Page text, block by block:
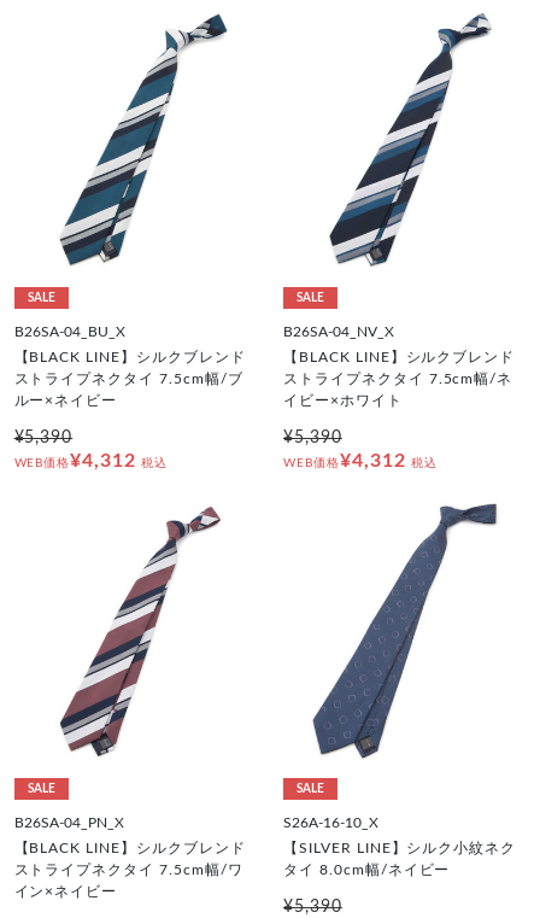
SALE
B26SA-04_BU_X
【BLACK LINE】シルクブレンド
ストライプネクタイ 7.5cm幅/ブ
ルー×ネイビー
¥5,390
WEB価格¥4,312 税込
SALE
B26SA-04_NV_X
【BLACK LINE】シルクブレンド
ストライプネクタイ 7.5cm幅/ネ
イビー×ホワイト
¥5,390
WEB価格¥4,312 税込
SALE
B26SA-04_PN_X
【BLACK LINE】シルクブレンド
ストライプネクタイ 7.5cm幅/ワ
イン×ネイビー
SALE
S26A-16-10_X
【SILVER LINE】シルク小紋ネク
タイ 8.0cm幅/ネイビー
¥5,390